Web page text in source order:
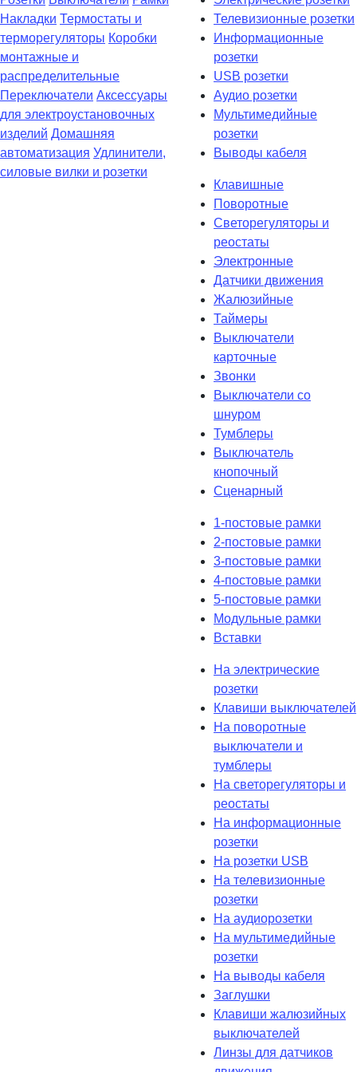
Накладки Термостаты и
терморегуляторы Коробки
монтажные и
распределительные
Переключатели Аксессуары
для электроустановочных
изделий Домашняя
автоматизация Удлинители,
силовые вилки и розетки
Телевизионные розетки
Информационные
розетки
USB розетки
Аудио розетки
Мультимедийные
розетки
Выводы кабеля
Клавишные
Поворотные
Светорегуляторы и
реостаты
Электронные
Датчики движения
Жалюзийные
Таймеры
Выключатели
карточные
Звонки
Выключатели со
шнуром
Тумблеры
Выключатель
кнопочный
Сценарный
1-постовые рамки
2-постовые рамки
3-постовые рамки
4-постовые рамки
5-постовые рамки
Модульные рамки
Вставки
На электрические
розетки
Клавиши выключателей
На поворотные
выключатели и
тумблеры
На светорегуляторы и
реостаты
На информационные
розетки
На розетки USB
На телевизионные
розетки
На аудиорозетки
На мультимедийные
розетки
На выводы кабеля
Заглушки
Клавиши жалюзийных
выключателей
Линзы для датчиков